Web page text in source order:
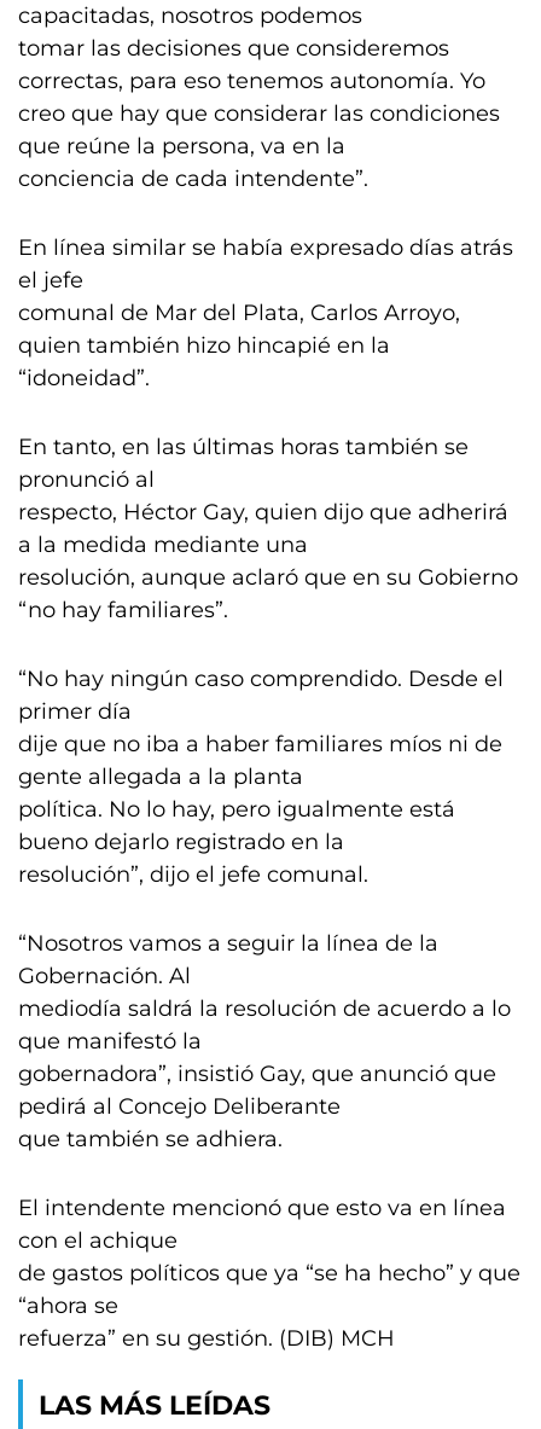
capacitadas, nosotros podemos
tomar las decisiones que consideremos
correctas, para eso tenemos autonomía. Yo
creo que hay que considerar las condiciones
que reúne la persona, va en la
conciencia de cada intendente”.
En línea similar se había expresado días atrás
el jefe
comunal de Mar del Plata, Carlos Arroyo,
quien también hizo hincapié en la
“idoneidad”.
En tanto, en las últimas horas también se
pronunció al
respecto, Héctor Gay, quien dijo que adherirá
a la medida mediante una
resolución, aunque aclaró que en su Gobierno
“no hay familiares”.
“No hay ningún caso comprendido. Desde el
primer día
dije que no iba a haber familiares míos ni de
gente allegada a la planta
política. No lo hay, pero igualmente está
bueno dejarlo registrado en la
resolución”, dijo el jefe comunal.
“Nosotros vamos a seguir la línea de la
Gobernación. Al
mediodía saldrá la resolución de acuerdo a lo
que manifestó la
gobernadora”, insistió Gay, que anunció que
pedirá al Concejo Deliberante
que también se adhiera.
El intendente mencionó que esto va en línea
con el achique
de gastos políticos que ya “se ha hecho” y que
“ahora se
refuerza” en su gestión. (DIB) MCH
LAS MÁS LEÍDAS